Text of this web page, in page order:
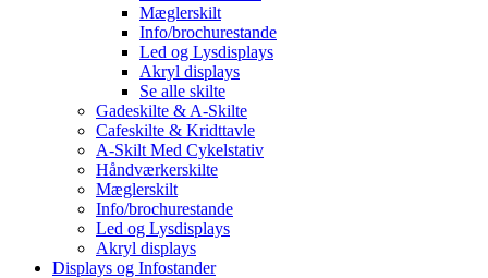
Mæglerskilt
Info/brochurestande
Led og Lysdisplays
Akryl displays
Se alle skilte
Gadeskilte & A-Skilte
Cafeskilte & Kridttavle
A-Skilt Med Cykelstativ
Håndværkerskilte
Mæglerskilt
Info/brochurestande
Led og Lysdisplays
Akryl displays
Displays og Infostander